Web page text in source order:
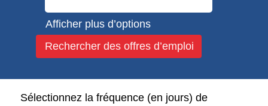
Afficher plus d’options
Sélectionnez la fréquence (en jours) de